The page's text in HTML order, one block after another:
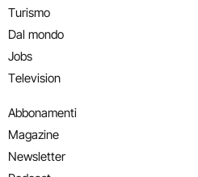
Turismo
Dal mondo
Jobs
Television
Abbonamenti
Magazine
Newsletter